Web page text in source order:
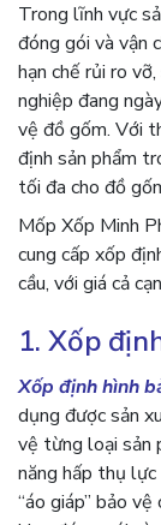
Trong lĩnh vực
đóng gói và vận
hạn chế rủi ro
nghiệp đang
vệ đồ gốm. Với
định sản phẩm
tối đa cho đồ
Mốp Xốp Minh
cung cấp xốp
cầu, với giá cả
1. Xốp
Xốp định hình
dụng được sản
vệ từng loại sản
năng hấp thụ
“áo giáp” bảo